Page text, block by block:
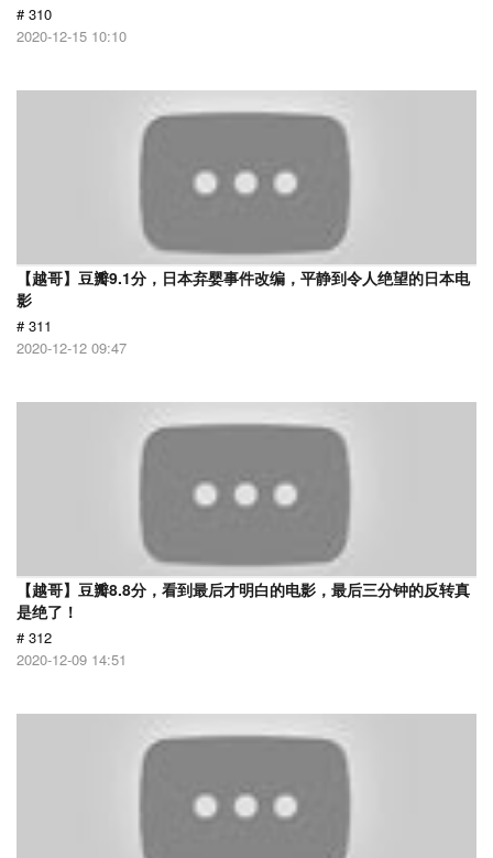
# 310
2020-12-15 10:10
【越哥】豆瓣9.1分，日本弃婴事件改编，平静到令人绝望的日本电
影
# 311
2020-12-12 09:47
【越哥】豆瓣8.8分，看到最后才明白的电影，最后三分钟的反转真
是绝了！
# 312
2020-12-09 14:51